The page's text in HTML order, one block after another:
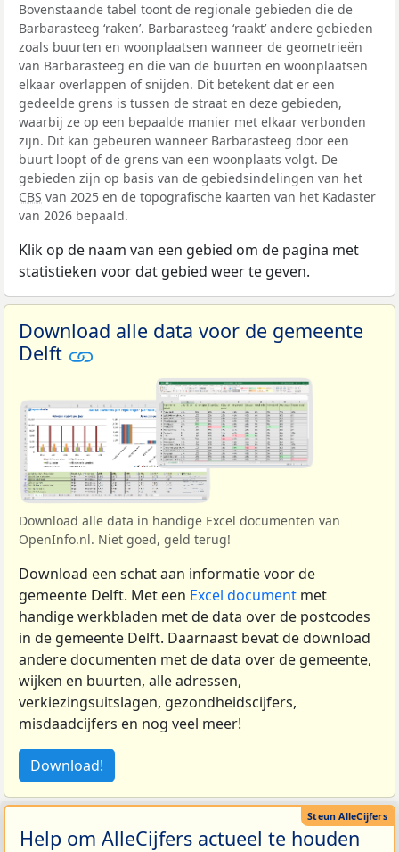
Bovenstaande tabel toont de regionale gebieden die de
Barbarasteeg ‘raken’. Barbarasteeg ‘raakt’ andere gebieden
zoals buurten en woonplaatsen wanneer de geometrieën
van Barbarasteeg en die van de buurten en woonplaatsen
elkaar overlappen of snijden. Dit betekent dat er een
gedeelde grens is tussen de straat en deze gebieden,
waarbij ze op een bepaalde manier met elkaar verbonden
zijn. Dit kan gebeuren wanneer Barbarasteeg door een
buurt loopt of de grens van een woonplaats volgt. De
gebieden zijn op basis van de gebiedsindelingen van het
CBS van 2025 en de topografische kaarten van het Kadaster
van 2026 bepaald.
Klik op de naam van een gebied om de pagina met
statistieken voor dat gebied weer te geven.
Download alle data voor de gemeente
Delft
Download alle data in handige Excel documenten van
OpenInfo.nl. Niet goed, geld terug!
Download een schat aan informatie voor de
gemeente Delft. Met een Excel document met
handige werkbladen met de data over de postcodes
in de gemeente Delft. Daarnaast bevat de download
andere documenten met de data over de gemeente,
wijken en buurten, alle adressen,
verkiezingsuitslagen, gezondheidscijfers,
misdaadcijfers en nog veel meer!
Download!
Help om AlleCijfers actueel te houden